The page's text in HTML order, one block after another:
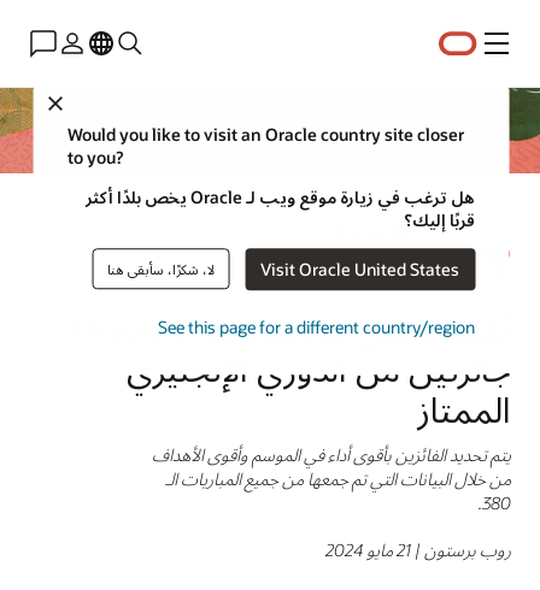
القائمة
Close
Would you like to visit an Oracle country site closer
to you?
هل ترغب في زيارة موقع ويب لـ Oracle يخص بلدًا أكثر
قربًا إليك؟
Visit Oracle United States لا، شكرًا، سأبقى هنا
See this page for a different country/region
يُقدم تحليل بيانات Oracle Cloud
جائزتين من الدوري الإنجليزي
الممتاز
يتم تحديد الفائزين بأقوى أداء في الموسم وأقوى الأهداف
من خلال البيانات التي تم جمعها من جميع المباريات الـ
380.
روب برستون | 21 مايو 2024